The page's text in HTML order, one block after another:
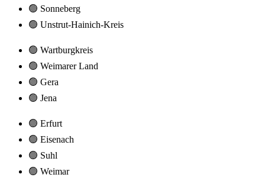
🟢 Sonneberg
🟢 Unstrut-Hainich-Kreis
🟢 Wartburgkreis
🟢 Weimarer Land
🟢 Gera
🟢 Jena
🟢 Erfurt
🟢 Eisenach
🟢 Suhl
🟢 Weimar